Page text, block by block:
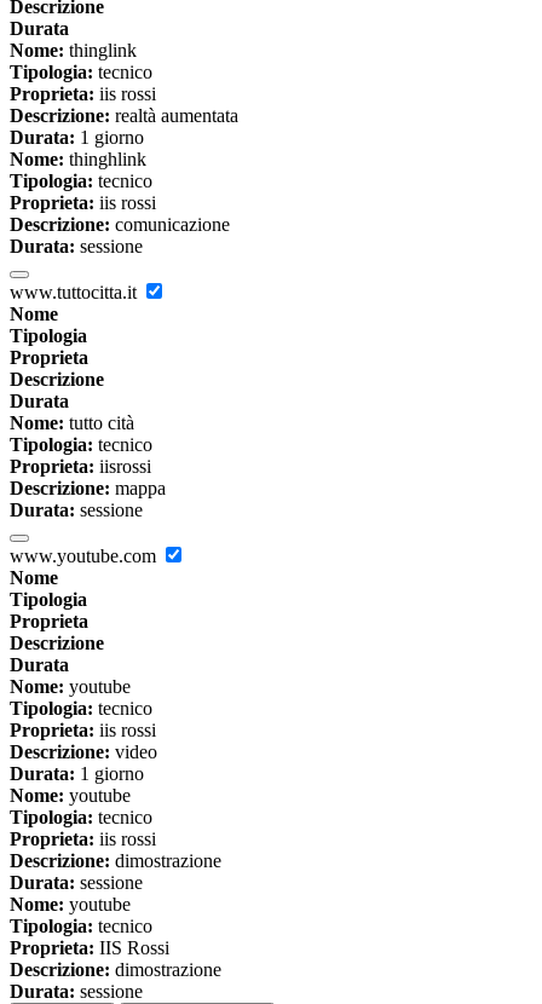
Descrizione
Durata
Nome: thinglink
Tipologia: tecnico
Proprieta: iis rossi
Descrizione: realtà aumentata
Durata: 1 giorno
Nome: thinghlink
Tipologia: tecnico
Proprieta: iis rossi
Descrizione: comunicazione
Durata: sessione
www.tuttocitta.it
Nome
Tipologia
Proprieta
Descrizione
Durata
Nome: tutto cità
Tipologia: tecnico
Proprieta: iisrossi
Descrizione: mappa
Durata: sessione
www.youtube.com
Nome
Tipologia
Proprieta
Descrizione
Durata
Nome: youtube
Tipologia: tecnico
Proprieta: iis rossi
Descrizione: video
Durata: 1 giorno
Nome: youtube
Tipologia: tecnico
Proprieta: iis rossi
Descrizione: dimostrazione
Durata: sessione
Nome: youtube
Tipologia: tecnico
Proprieta: IIS Rossi
Descrizione: dimostrazione
Durata: sessione